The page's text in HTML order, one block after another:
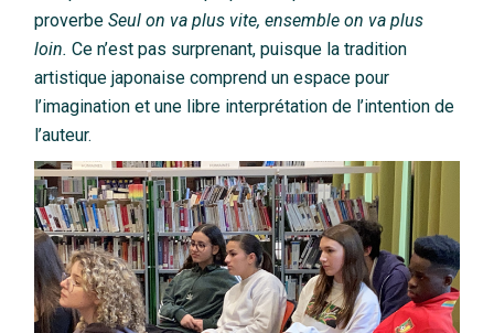
proverbeSeul on va plus vite, ensemble on va plus
loin. Ce n’est pas surprenant, puisque la tradition
artistique japonaise comprend un espace pour
l’imagination et une libre interprétation de l’intention de
l’auteur.